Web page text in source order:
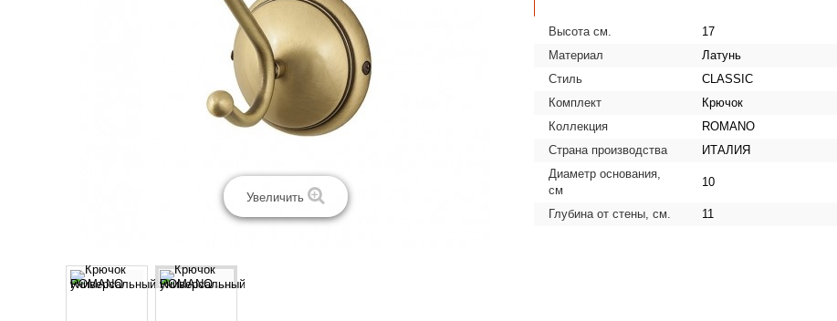
Увеличить
Высота см.
17
Материал
Латунь
Стиль
CLASSIC
Комплект
Крючок
Коллекция
ROMANO
Страна производства
ИТАЛИЯ
Диаметр основания,
см
10
Глубина от стены, см. 11